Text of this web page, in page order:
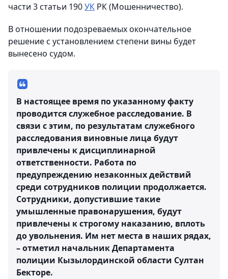
части 3 статьи 190УК РК (Мошенничество).
В отношении подозреваемых окончательное
решение с установлением степени вины будет
вынесено судом.
В настоящее время по указанному факту
проводится служебное расследование. В
связи с этим, по результатам служебного
расследования виновные лица будут
привлечены к дисциплинарной
ответственности. Работа по
предупреждению незаконных действий
среди сотрудников полиции продолжается.
Сотрудники, допустившие такие
умышленные правонарушения, будут
привлечены к строгому наказанию, вплоть
до увольнения. Им нет места в наших рядах,
– отметил начальник Департамента
полиции Кызылординской области Султан
Бекторе.